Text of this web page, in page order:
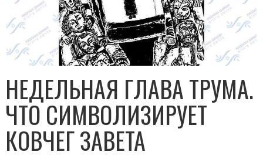
НЕДЕЛЬНАЯ ГЛАВА ТРУМА.
ЧТО СИМВОЛИЗИРУЕТ
КОВЧЕГ ЗАВЕТА